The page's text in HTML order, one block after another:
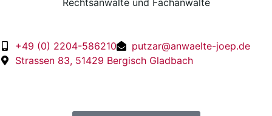
+49 (0) 2204-586210
putzar@anwaelte-joep.de
Strassen 83, 51429 Bergisch Gladbach